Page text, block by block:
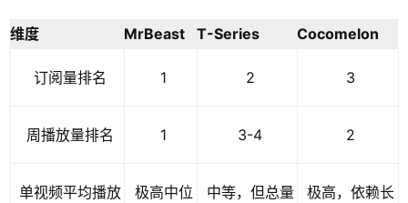
维度 MrBeast T-Series Cocomelon
订阅量排名 1 2 3
周播放量排名 1 3-4 2
单视频平均播放
极高中位
中等，但总量
极高，依赖长